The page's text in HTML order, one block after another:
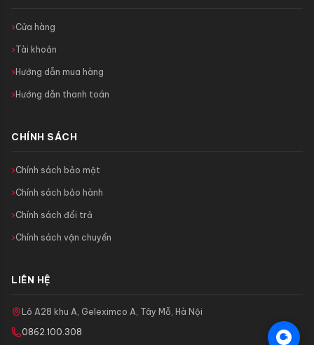
Cửa hàng
Tài khoản
Hướng dẫn mua hàng
Hướng dẫn thanh toán
CHÍNH SÁCH
Chính sách bảo mật
Chính sách bảo hành
Chính sách đổi trả
Chính sách vận chuyển
LIÊN HỆ
Lô A28 khu A, Geleximco A, Tây Mỗ, Hà Nội
0862.100.308